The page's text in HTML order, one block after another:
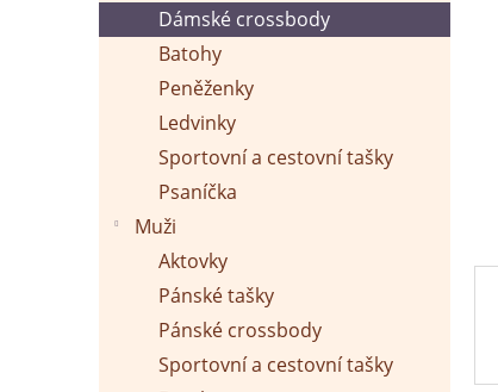
Dámské crossbody
Batohy
Peněženky
Ledvinky
Sportovní a cestovní tašky
Psaníčka
Muži
Aktovky
Pánské tašky
Pánské crossbody
Sportovní a cestovní tašky